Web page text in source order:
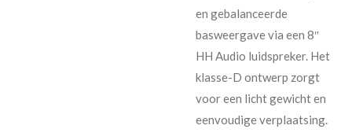
en gebalanceerde
basweergave via een 8″
HH Audio luidspreker. Het
klasse-D ontwerp zorgt
voor een licht gewicht en
eenvoudige verplaatsing.